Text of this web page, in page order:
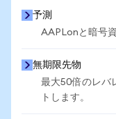
予測
AAPLonと暗号
無期限先物
最大50倍のレバ
トします。